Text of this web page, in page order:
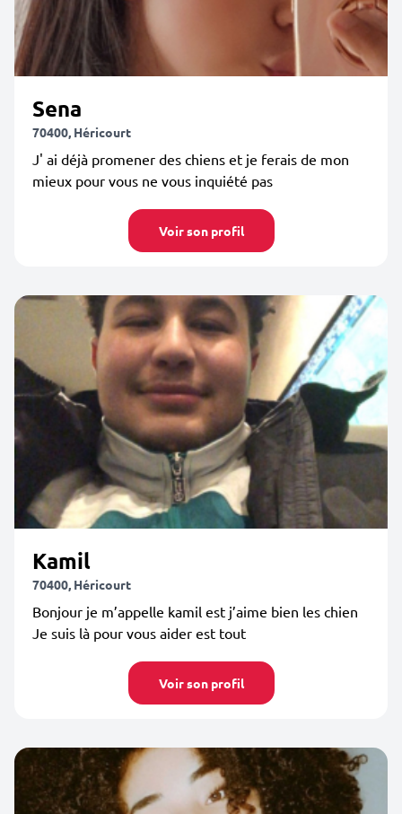
Sena
70400, Héricourt
J' ai déjà promener des chiens et je ferais de mon
mieux pour vous ne vous inquiété pas
Voir son profil
Kamil
70400, Héricourt
Bonjour je m’appelle kamil est j’aime bien les chien
Je suis là pour vous aider est tout
Voir son profil